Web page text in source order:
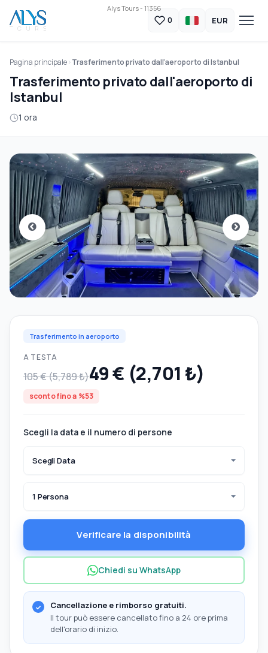
Alys Tours - 11356
0 EUR
Pagina principale Trasferimento privato dall'aeroporto di Istanbul
Trasferimento privato dall'aeroporto di
Istanbul
1 ora
Trasferimento in aeroporto
A TESTA
105 € (5,789 ₺)49 € (2,701 ₺)
sconto fino a %53
Scegli la data e il numero di persone
Scegli Data
1 Persona
Verificare la disponibilità
Chiedi su WhatsApp
Cancellazione e rimborso gratuiti.
Il tour può essere cancellato fino a 24 ore prima
dell'orario di inizio.